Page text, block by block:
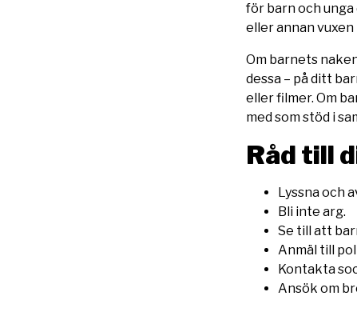
för barn och unga
eller annan
Om barnets
dessa – på ditt
eller filmer. Om
med som stöd i
Råd till
Lyssna och
Bli inte arg.
Se till att
Anmäl till
Kontakta
Ansök om